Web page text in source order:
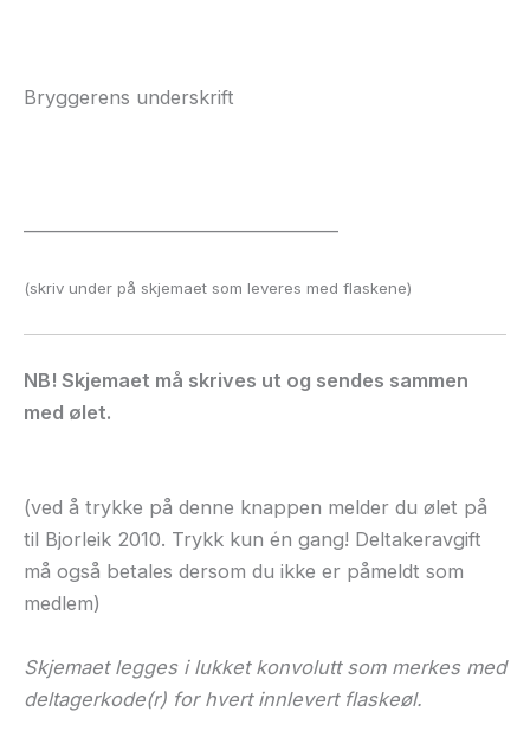
Bryggerens underskrift
(skriv under på skjemaet som leveres med flaskene)
NB! Skjemaet må skrives ut og sendes sammen
med ølet.
(ved å trykke på denne knappen melder du ølet på
til Bjorleik 2010. Trykk kun én gang! Deltakeravgift
må også betales dersom du ikke er påmeldt som
medlem)
Skjemaet legges i lukket konvolutt som merkes med
deltagerkode(r) for hvert innlevert flaskeøl.